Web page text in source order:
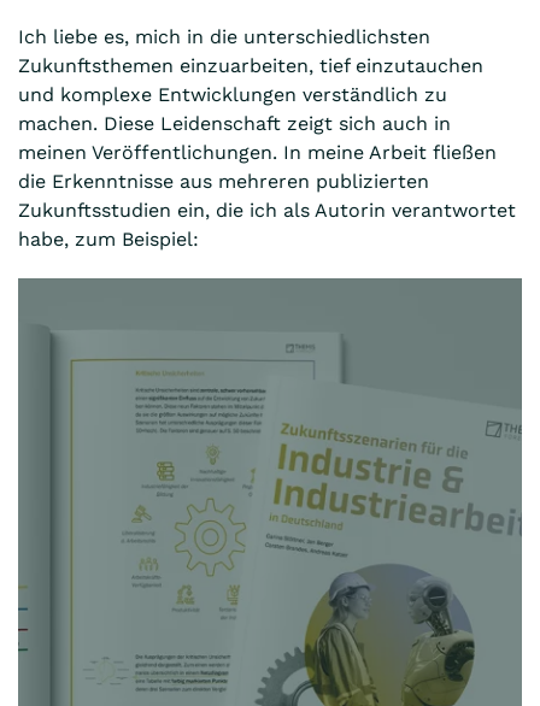
Ich liebe es, mich in die unterschiedlichsten
Zukunftsthemen einzuarbeiten, tief einzutauchen
und komplexe Entwicklungen verständlich zu
machen. Diese Leidenschaft zeigt sich auch in
meinen Veröffentlichungen. In meine Arbeit fließen
die Erkenntnisse aus mehreren publizierten
Zukunftsstudien ein, die ich als Autorin verantwortet
habe, zum Beispiel: